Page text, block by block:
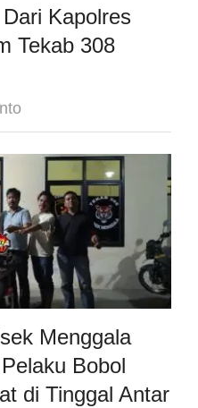
Kapolres
Tekab 308
Menggala
Bobol
di Tinggal Antar